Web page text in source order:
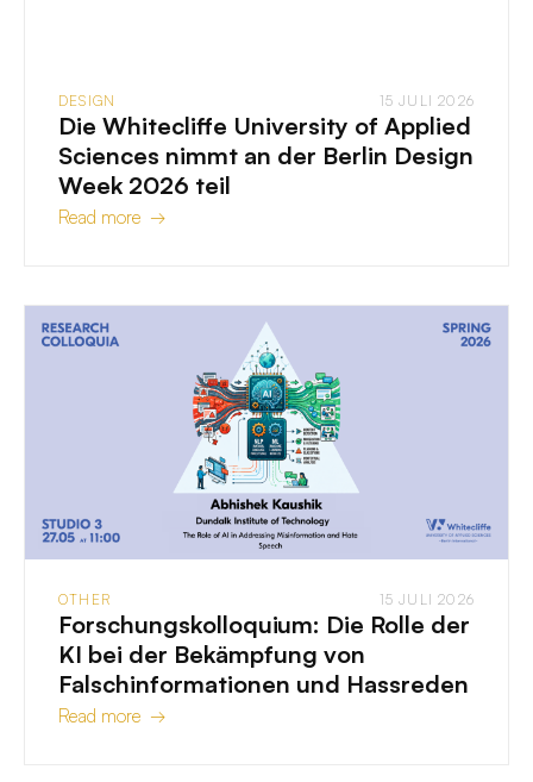
DESIGN 15 JULI 2026
Die Whitecliffe University of Applied
Sciences nimmt an der Berlin Design
Week 2026 teil
Read more →
OTHER 15 JULI 2026
Forschungskolloquium: Die Rolle der
KI bei der Bekämpfung von
Falschinformationen und Hassreden
Read more →